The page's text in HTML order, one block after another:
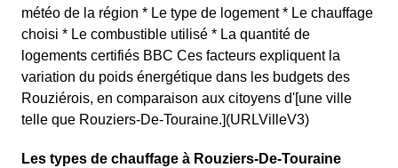
météo de la région * Le type de logement * Le chauffage
choisi * Le combustible utilisé * La quantité de
logements certifiés BBC Ces facteurs expliquent la
variation du poids énergétique dans les budgets des
Rouziérois, en comparaison aux citoyens d'[une ville
telle que Rouziers-De-Touraine.](URLVilleV3)
Les types de chauffage à Rouziers-De-Touraine